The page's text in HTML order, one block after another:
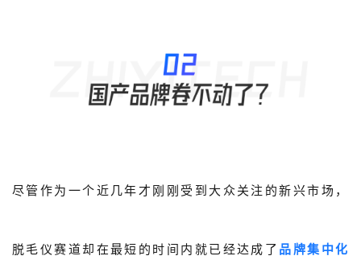
尽管作为一个近几年才刚刚受到大众关注的新兴市场，
脱毛仪赛道却在最短的时间内就已经达成了 品牌集中化